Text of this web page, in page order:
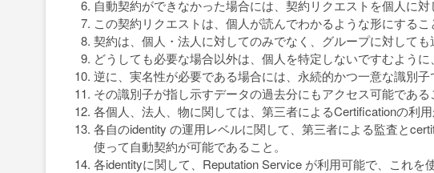
自動契約ができなかった場合には、契約リクエストを個人に対
この契約リクエストは、個人が読んでわかるような形にするこ
契約は、個人・法人に対してのみでなく、グループに対して
どうしても必要な場合以外は、個人を特定しないですむよう
逆に、実名性が必要である場合には、永続的かつ一意な識別子
その識別子が指し示すデータの過去分にもアクセス可能である
各個人、法人、物に関しては、第三者によるCertificationの利用
各自のidentity の運用レベルに関して、第三者による監査と
使って自動契約が可能であること。
各identityに関して、Reputation Service が利用可能で、これを